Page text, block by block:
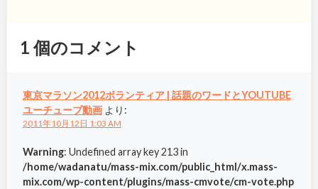
1個のコメント
東京マラソン2012ボランティア | 話題のワードとYOUTUBE
ユーチューブ動画 より:
2011年10月12日 1:03 AM
Warning: Undefined array key 213 in
/home/wadanatu/mass-mix.com/public_html/x.mass-
mix.com/wp-content/plugins/mass-cmvote/cm-vote.php